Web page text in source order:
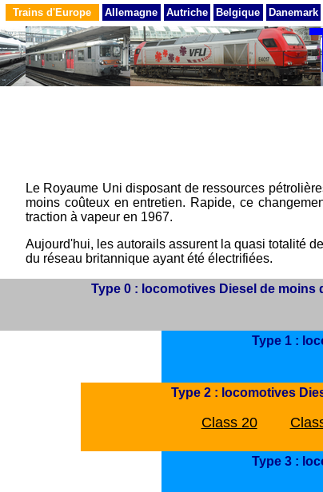
Trains d'Europe Allemagne Autriche Belgique Danemark
Le Royaume Uni disposant de ressources
moins coûteux en entretien. Rapide, ce
traction à vapeur en 1967.
Aujourd'hui, les autorails assurent la quasi totalité
du réseau britannique ayant été électrifiées.
Type 0 : locomotives Diesel de moins
Type 1 :
Type 2 : locomotives
Class 20
Type 3 :